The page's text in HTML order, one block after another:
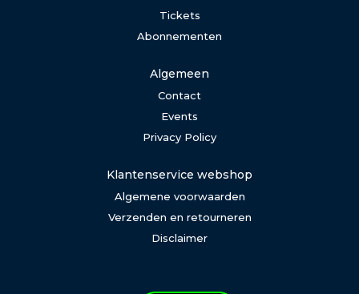
Tickets
Abonnementen
Algemeen
Contact
Events
Privacy Policy
Klantenservice webshop
Algemene voorwaarden
Verzenden en retourneren
Disclaimer